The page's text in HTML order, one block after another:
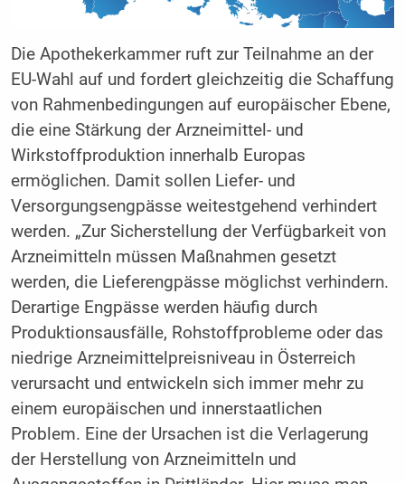
Die Apothekerkammer ruft zur Teilnahme an der
EU-Wahl auf und fordert gleichzeitig die Schaffung
von Rahmenbedingungen auf europäischer Ebene,
die eine Stärkung der Arzneimittel- und
Wirkstoffproduktion innerhalb Europas
ermöglichen. Damit sollen Liefer- und
Versorgungsengpässe weitestgehend verhindert
werden. „Zur Sicherstellung der Verfügbarkeit von
Arzneimitteln müssen Maßnahmen gesetzt
werden, die Lieferengpässe möglichst verhindern.
Derartige Engpässe werden häufig durch
Produktionsausfälle, Rohstoffprobleme oder das
niedrige Arzneimittelpreisniveau in Österreich
verursacht und entwickeln sich immer mehr zu
einem europäischen und innerstaatlichen
Problem. Eine der Ursachen ist die Verlagerung
der Herstellung von Arzneimitteln und